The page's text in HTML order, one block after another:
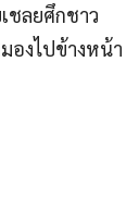
ชลยศึกชาว
องไปข้างหน้า